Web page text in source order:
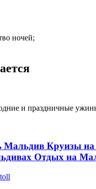
ночей;
и праздничные
Мальдив Круизы
Отдых на